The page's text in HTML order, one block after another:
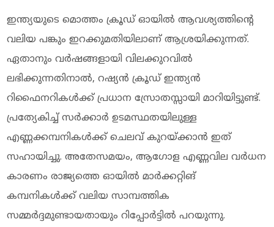
ഇന്ത്യയുടെ മൊത്തം ക്രൂഡ് ഓയില്‍ ആവശ്യത്തിന്റെ
വലിയ പങ്കും ഇറക്കുമതിയിലാണ് ആശ്രയിക്കുന്നത്.
ഏതാനും വര്‍ഷങ്ങളായി വിലക്കുറവില്‍
ലഭിക്കുന്നതിനാല്‍, റഷ്യന്‍ ക്രൂഡ് ഇന്ത്യന്‍
റിഫൈനറികള്‍ക്ക് പ്രധാന സ്രോതസ്സായി മാറിയിട്ടുണ്ട്.
പ്രത്യേകിച്ച് സര്‍ക്കാര്‍ ഉടമസ്ഥതയിലുള്ള
എണ്ണക്കമ്പനികള്‍ക്ക് ചെലവ് കുറയ്ക്കാന്‍ ഇത്
സഹായിച്ചു. അതേസമയം, ആഗോള എണ്ണവില വര്‍ധന
കാരണം രാജ്യത്തെ ഓയില്‍ മാര്‍ക്കറ്റിങ്
കമ്പനികള്‍ക്ക് വലിയ സാമ്പത്തിക
സമ്മര്‍ദ്ദമുണ്ടായതായും റിപ്പോര്‍ട്ടില്‍ പറയുന്നു.